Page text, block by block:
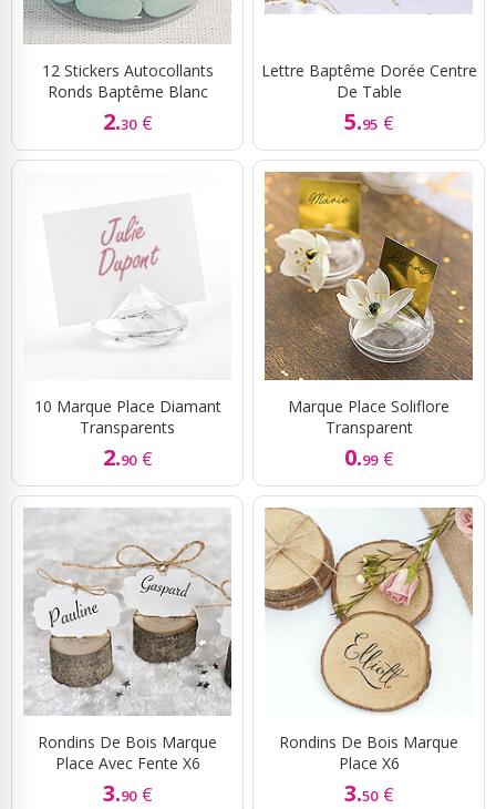
12 Stickers Autocollants
Ronds Baptême Blanc
2.30 €
Lettre Baptême Dorée Centre
De Table
5.95 €
10 Marque Place Diamant
Transparents
2.90 €
Marque Place Soliflore
Transparent
0.99 €
Rondins De Bois Marque
Place Avec Fente X6
3.90 €
Rondins De Bois Marque
Place X6
3.50 €